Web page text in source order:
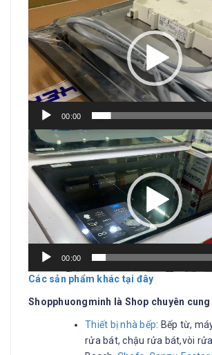
chơi
Video
00:00
Trình
chơi
Video
00:00
Các sản phẩm khác tại đây
Shopphuongminh là Shop chuyên
Thiết bị nhà bếp: Bếp từ,
rửa bát, chậu rửa bát,vòi